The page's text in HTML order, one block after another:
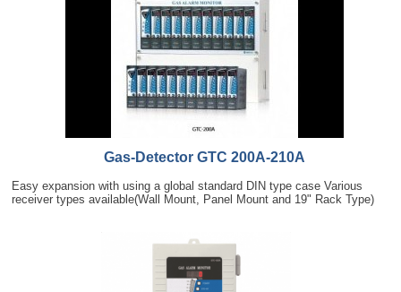
Gas-Detector GTC 200A-210A
Easy expansion with using a global standard DIN type case Various
receiver types available(Wall Mount, Panel Mount and 19" Rack Type)